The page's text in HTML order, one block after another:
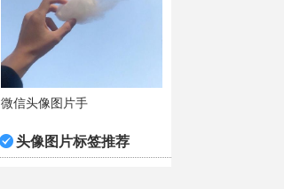
微信头像图片手
头像图片标签推荐